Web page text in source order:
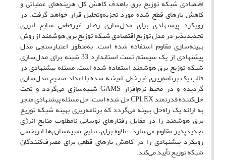
اقتصادی شبکه توزیع برق باهدف کاهش کل هزینه‌های عملیاتی و
کاهش بارهای قطع شده مورد تجزیه‌وتحلیل قرار خواهد گرفت. در
رویکرد پیشنهادی برای مدل‌سازی رفتار غیرقطعی منابع انرژی
تجدیدپذیر در مدل توزیع اقتصادی شبکه توزیع برق هوشمند از روش
بهینه‌سازی مقاوم استفاده شده است. به‌منظور اعتبار‌سنجی مدل
پیشنهادی از یک سیستم تست استاندارد 33 شینه برای مدل‌سازی
شبکه توزیع برق هوشمند استفاده شده است. مسئله پیشنهادی در
قالب یک برنامه‌ریزی غیرخطی آمیخته شده با اعداد صحیح مدل‌سازی
گردیده و در محیط نرم‌افزار GAMS شبیه‌سازی می‌گردد و تحت
حل‌کننده قدرتمند CPLEX حل شده است. حل مسئله پیشنهادی منجر
به ارائه یک راه‌حل بهینه می‌گردد که برنامه‌ریزی بهینه شبکه توزیع
برق هوشمند را در مقابل رفتارهای نوسانی نامطلوب منابع انرژی
تجدیدپذیر مقاوم می‌سازد. علاوه برای، نتایج شبیه‌سازی‌ها اثربخشی
رویکرد پیشنهادی را در کاهش بارهای قطعی برای مصرف‌کنندگان
شبکه توزیع تأیید می‌کند.